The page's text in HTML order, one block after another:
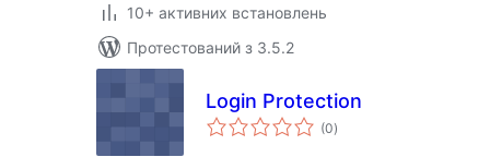
10+ активних встановлень
Протестований з 3.5.2
Login Protection
(0загальний
рейтинг
)